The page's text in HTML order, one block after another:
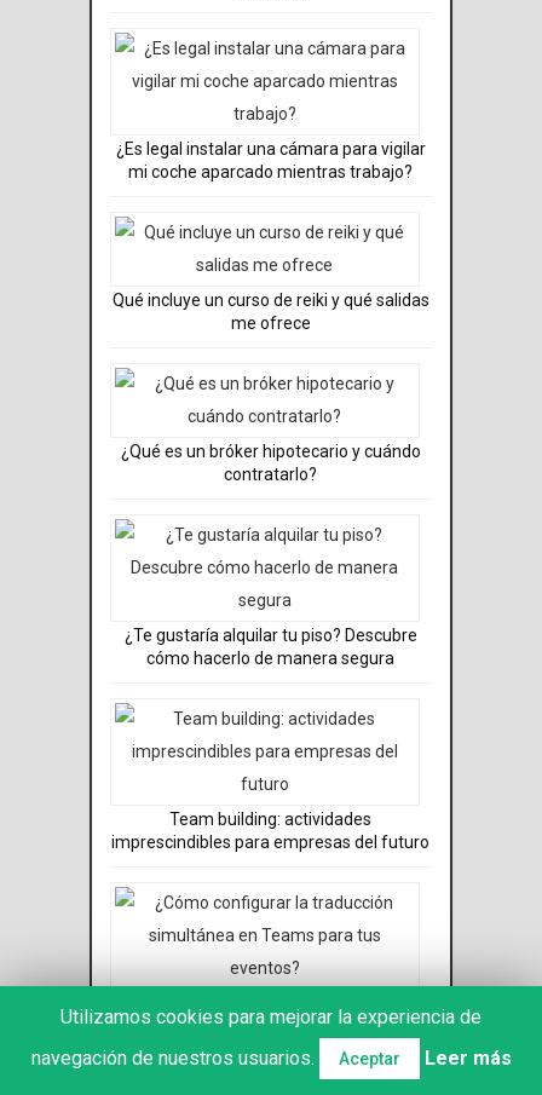
¿Es legal instalar una cámara para vigilar
mi coche aparcado mientras trabajo?
Qué incluye un curso de reiki y qué salidas
me ofrece
¿Qué es un bróker hipotecario y cuándo
contratarlo?
¿Te gustaría alquilar tu piso? Descubre
cómo hacerlo de manera segura
Team building: actividades
imprescindibles para empresas del futuro
simultánea en Teams para tus eventos?
Utilizamos cookies para mejorar la experiencia de
navegación de nuestros usuarios.
Aceptar Leer más